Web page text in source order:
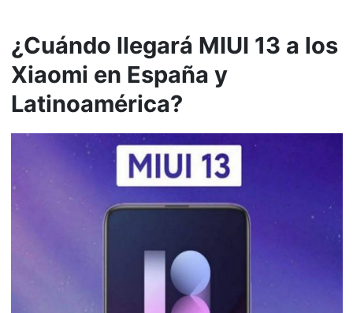
¿Cuándo llegará MIUI 13 a los
Xiaomi en España y
Latinoamérica?